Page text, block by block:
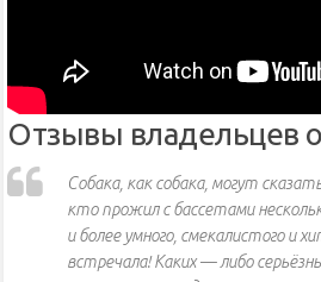
Отзывы владельцев
Собака, как собака, могут
кто прожил с бассетами
и более умного, смекалистого и
встречала! Каких — либо